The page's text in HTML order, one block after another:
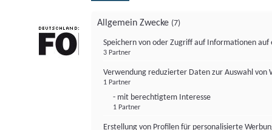
Allgemein Zwecke (7)
Speichern von oder Zugriff auf Informationen auf
3 Partner
Verwendung reduzierter Daten zur Auswahl von
1 Partner
- mit berechtigtem Interesse
1 Partner
Erstellung von Profilen für personalisierte
FONDS professionell